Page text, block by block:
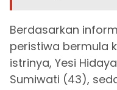
Berdasarkan
peristiwa bermula
istrinya, Yesi
Sumiwati (43),